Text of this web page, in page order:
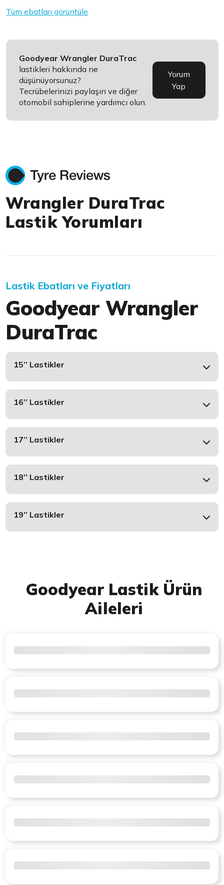
Tüm ebatları görüntüle
Goodyear Wrangler DuraTrac
lastikleri hakkında ne
düşünüyorsunuz?
Tecrübelerinizi paylaşın ve diğer
otomobil sahiplerine yardımcı olun.
Yorum
Yap
Wrangler DuraTrac
Lastik Yorumları
Lastik Ebatları ve Fiyatları
Goodyear Wrangler
DuraTrac
15’’ Lastikler
16’’ Lastikler
17’’ Lastikler
18’’ Lastikler
19’’ Lastikler
Goodyear Lastik Ürün
Aileleri